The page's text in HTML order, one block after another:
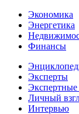
Экономика
Энергетика
Финансы
Эксперты
Личный
Интервью